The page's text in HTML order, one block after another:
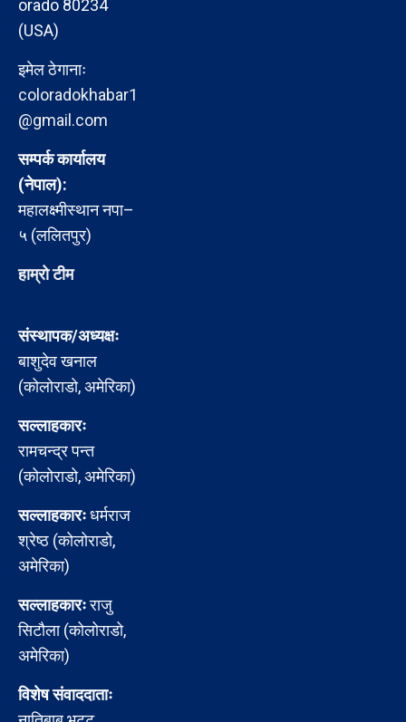
orado 80234
(USA)
इमेल ठेगानाः
coloradokhabar1
@gmail.com
सम्पर्क कार्यालय
(नेपाल):
महालक्ष्मीस्थान नपा–
५ (ललितपुर)
हाम्रो टीम
संस्थापक/अध्यक्षः
बाशुदेव खनाल
(कोलोराडो, अमेरिका)
सल्लाहकारः
रामचन्द्र पन्त
(कोलोराडो, अमेरिका)
सल्लाहकारःधर्मराज
श्रेष्ठ (कोलोराडो,
अमेरिका)
सल्लाहकारःराजु
सिटौला (कोलोराडो,
अमेरिका)
विशेष संवाददाताः